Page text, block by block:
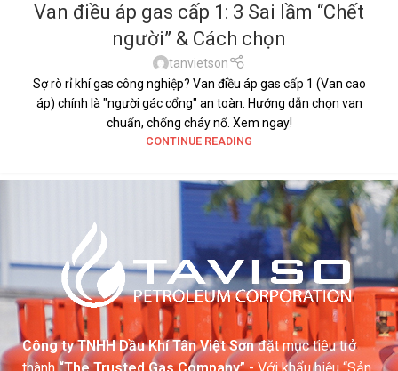
Van điều áp gas cấp 1: 3 Sai lầm “Chết
người” & Cách chọn
tanvietson
Sợ rò rỉ khí gas công nghiệp? Van điều áp gas cấp 1 (Van cao
áp) chính là "người gác cổng" an toàn. Hướng dẫn chọn van
chuẩn, chống cháy nổ. Xem ngay!
CONTINUE READING
Công ty TNHH Dầu Khí Tân Việt Sơnđặt mục tiêu trở